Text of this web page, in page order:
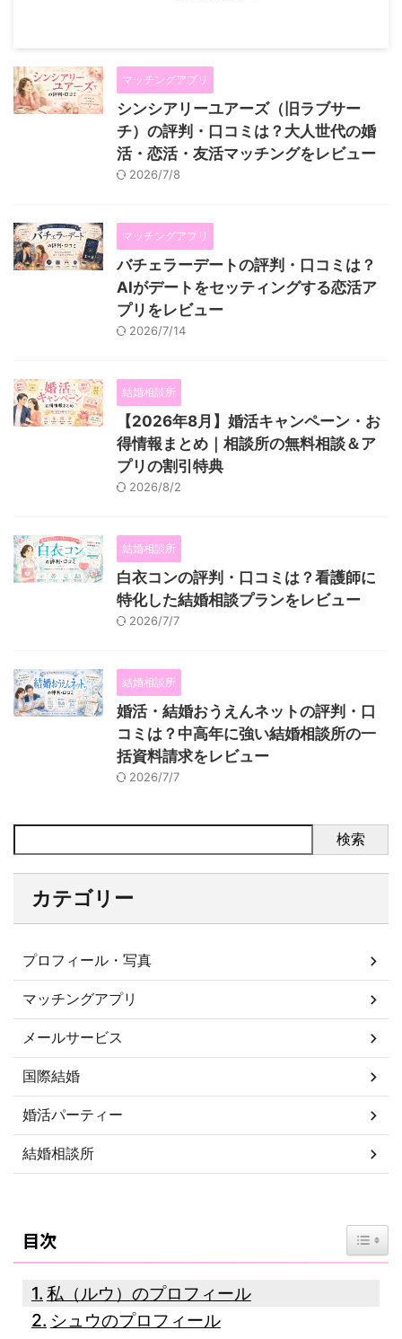
マッチングアプリ
シンシアリーユアーズ（旧ラブサー
チ）の評判・口コミは？大人世代の婚
活・恋活・友活マッチングをレビュー
2026/7/8
マッチングアプリ
バチェラーデートの評判・口コミは？
AIがデートをセッティングする恋活ア
プリをレビュー
2026/7/14
結婚相談所
【2026年8月】婚活キャンペーン・お
得情報まとめ｜相談所の無料相談＆ア
プリの割引特典
2026/8/2
結婚相談所
白衣コンの評判・口コミは？看護師に
特化した結婚相談プランをレビュー
2026/7/7
結婚相談所
婚活・結婚おうえんネットの評判・口
コミは？中高年に強い結婚相談所の一
括資料請求をレビュー
2026/7/7
検索
カテゴリー
プロフィール・写真
マッチングアプリ
メールサービス
国際結婚
婚活パーティー
結婚相談所
目次
私（ルウ）のプロフィール
シュウのプロフィール